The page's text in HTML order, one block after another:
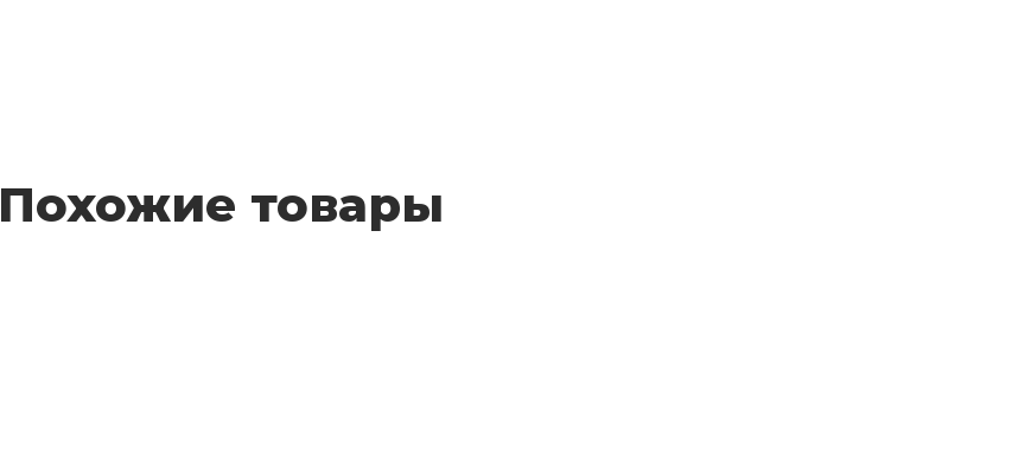
Похожие товары